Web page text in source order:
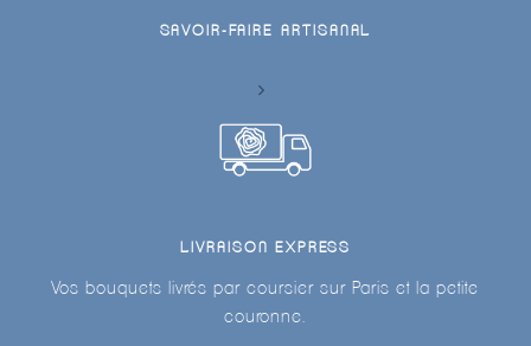
SAVOIR-FAIRE ARTISANAL
LIVRAISON EXPRESS
Vos bouquets livrés par coursier sur Paris et la petite
couronne.